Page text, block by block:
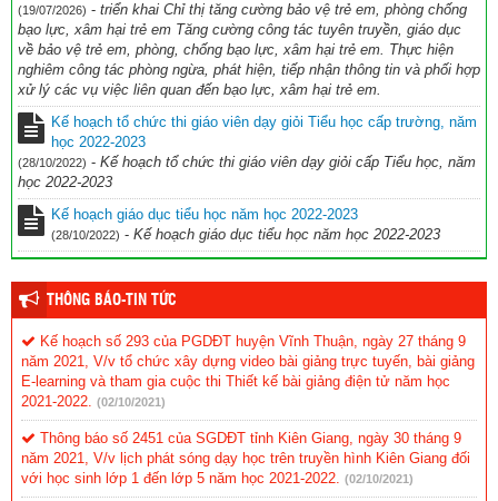
(19/07/2026) - triển khai Chỉ thị tăng cường bảo vệ trẻ em, phòng chống
bạo lực, xâm hại trẻ em Tăng cường công tác tuyên truyền, giáo dục
về bảo vệ trẻ em, phòng, chống bạo lực, xâm hại trẻ em. Thực hiện
nghiêm công tác phòng ngừa, phát hiện, tiếp nhận thông tin và phối hợp
xử lý các vụ việc liên quan đến bạo lực, xâm hại trẻ em.
Kế hoạch tổ chức thi giáo viên dạy giỏi Tiểu học cấp trường, năm
học 2022-2023
(28/10/2022) - Kế hoạch tổ chức thi giáo viên dạy giỏi cấp Tiểu học, năm
học 2022-2023
Kế hoạch giáo dục tiểu học năm học 2022-2023
(28/10/2022) - Kế hoạch giáo dục tiểu học năm học 2022-2023
THÔNG BÁO-TIN TỨC
Kế hoạch số 293 của PGDĐT huyện Vĩnh Thuận, ngày 27 tháng 9
năm 2021, V/v tổ chức xây dựng video bài giảng trực tuyến, bài giảng
E-learning và tham gia cuộc thi Thiết kế bài giảng điện tử năm học
2021-2022. (02/10/2021)
Thông báo số 2451 của SGDĐT tỉnh Kiên Giang, ngày 30 tháng 9
năm 2021, V/v lịch phát sóng dạy học trên truyền hình Kiên Giang đối
với học sinh lớp 1 đến lớp 5 năm học 2021-2022. (02/10/2021)